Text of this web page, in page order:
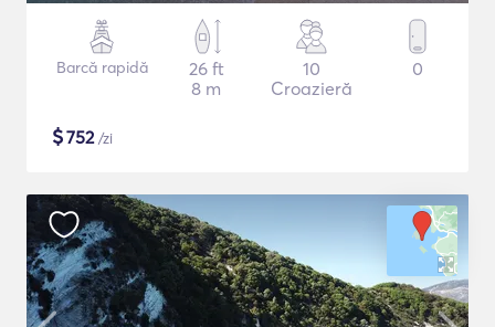
Barcă rapidă
26 ft
8 m
10
Croazieră
0
$752/zi